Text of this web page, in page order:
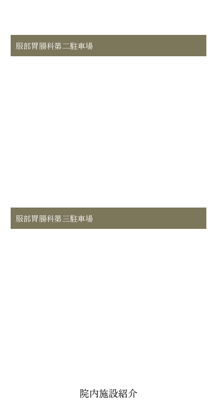
服部胃腸科第二駐車場
服部胃腸科第三駐車場
院内施設紹介